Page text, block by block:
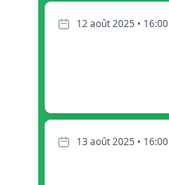
12 août 2025 • 16:00
13 août 2025 • 16:00